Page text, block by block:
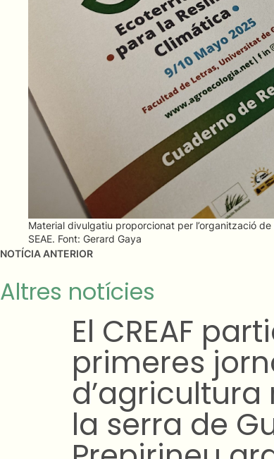
Material divulgatiu proporcionat per l’organització
SEAE. Font: Gerard Gaya
NOTÍCIA ANTERIOR
Altres notícies
de ser
El CREAF participa en un diàleg
d'apropar l'agricultura